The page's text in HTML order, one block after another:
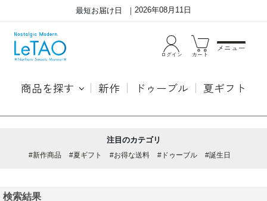
最短お届け日 2026年08月11日
ログイン カート
メニュー
商品を探す 新作 ドゥーブル 夏ギフト
注目のカテゴリ
#新作商品 #夏ギフト #お得な送料 #ドゥーブル #誕生日
検索結果